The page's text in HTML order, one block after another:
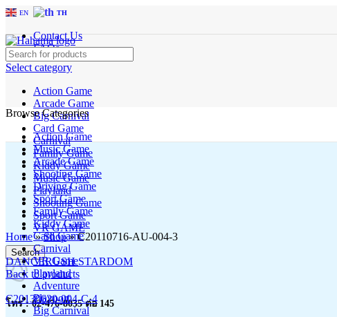
EN TH
Contact Us
FAQs
Select category
Action Game
Arcade Game
Big Carnival
Card Game
Carnival
Family Game
Kiddy Game
Music Game
Playland
Shooting Game
Sport Game
VR GAME
Search
โทร : 02-476-8035 ต่อ 145
Browse Categories
Action Game
Music Game
Arcade Game
Shooting Game
Driving Game
Sport Game
Family Game
Kiddy Game
Card Game
Carnival
VR Game
Playland
Adventure
Playport
Big Carnival
Click to enlarge
Home»Shop»C20110716-AU-004-3
DANCERUSH STARDOM
Back to products
C20130620-004-C-4